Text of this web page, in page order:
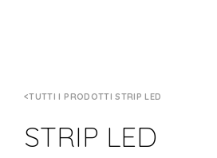
TUTTI I PRODOTTI STRIP LED
STRIP LED